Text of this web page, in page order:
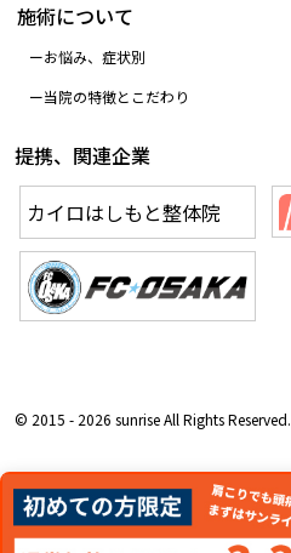
施術について
お悩み、症状別
当院の特徴とこだわり
提携、関連企業
カイロはしもと整体院
© 2015 - 2026 sunrise All Rights Reserved.